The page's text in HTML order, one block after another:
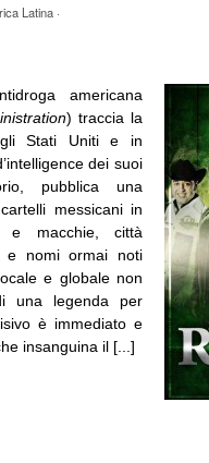
Latina·
americana
) traccia la
Stati Uniti e in
dei suoi
pubblica una
messicani in
e macchie, città
e nomi ormai noti
e globale non
una legenda per
è immediato e
insanguina il [...]